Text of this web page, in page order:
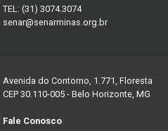
TEL: (31) 3074.3074
senar@senarminas.org.br
Avenida do Contorno, 1.771, Floresta
CEP 30.110-005 - Belo Horizonte, MG
Fale Conosco